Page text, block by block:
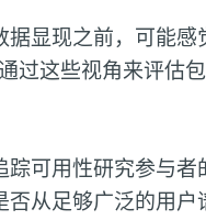
据显现之前，可能感
过这些视角来评估
踪可用性研究参与者
否从足够广泛的用户